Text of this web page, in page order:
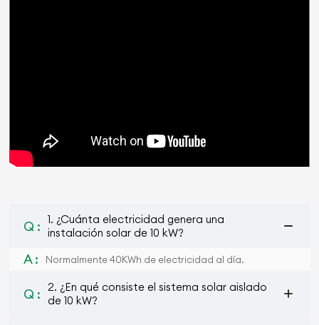
Q :
1. ¿Cuánta electricidad genera una
instalación solar de 10 kW?
A : Normalmente 40KWh de electricidad al día.
Q :
2. ¿En qué consiste el sistema solar aislado
de 10 kW?